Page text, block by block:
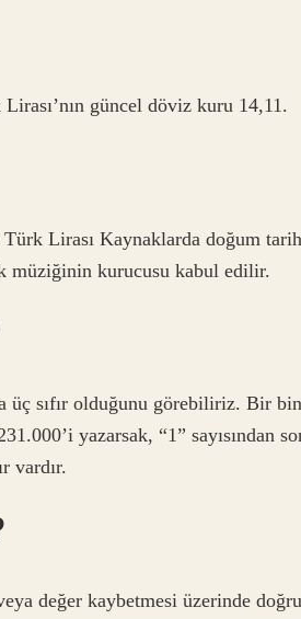
güncel döviz kuru 14,11.
Lirası Kaynaklarda doğum
müziğinin kurucusu kabul edilir.
üç sıfır olduğunu görebiliriz. Bir
yazarsak, “1” sayısından
vardır.
veya değer kaybetmesi üzerinde